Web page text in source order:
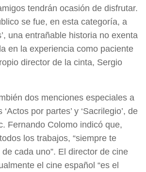
tendrán ocasión de disfrutar.
se fue, en esta categoría, a
una entrañable historia no exenta
en la experiencia como paciente
director de la cinta, Sergio
dos menciones especiales a
por partes’ y ‘Sacrilegio’, de
Fernando Colomo indicó que,
los trabajos, “siempre te
cada uno”. El director de cine
el cine español “es el